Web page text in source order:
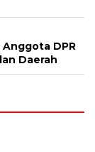
DPR
Daerah